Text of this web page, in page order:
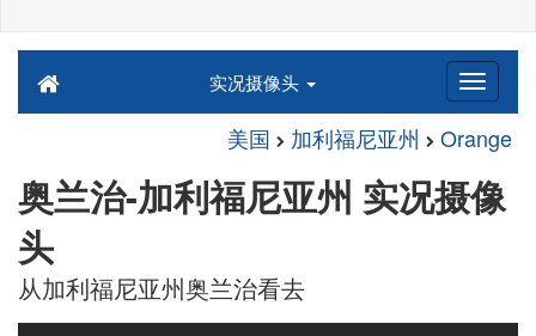
实况摄像头
美国 加利福尼亚州 Orange
奥兰治-加利福尼亚州 实况摄像
头
从加利福尼亚州奥兰治看去